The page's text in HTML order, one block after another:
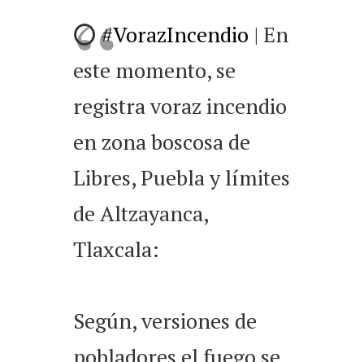
⭕️#VorazIncendio | En
este momento, se
registra voraz incendio
en zona boscosa de
Libres, Puebla y límites
de Altzayanca,
Tlaxcala:
Según, versiones de
pobladores el fuego se